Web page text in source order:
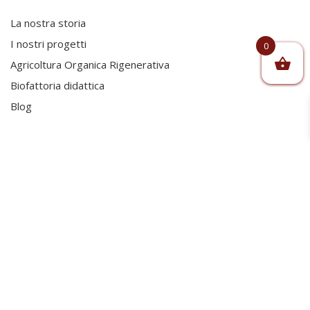
La nostra storia
I nostri progetti
Agricoltura Organica Rigenerativa
Biofattoria didattica
Blog
0